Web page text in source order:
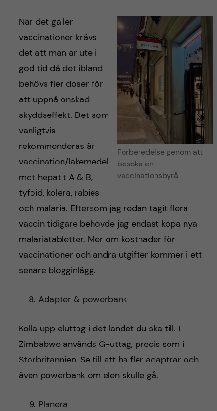
Förberedelse genom att
besöka en
vaccinationsbyrå
När det gäller
vaccinationer krävs
det att man är ute i
god tid då det ibland
behövs fler doser för
att uppnå önskad
skyddseffekt. Det som
vanligtvis
rekommenderas är
vaccination/läkemedel
mot hepatit A & B,
tyfoid, kolera, rabies
och malaria. Eftersom jag redan tagit flera
vaccin tidigare behövde jag endast köpa nya
malariatabletter. Mer om kostnader för
vaccinationer och andra utgifter kommer i ett
senare blogginlägg.
Adapter & powerbank
Kolla upp eluttag i det landet du ska till. I
Zimbabwe används G-uttag, precis som i
Storbritannien. Se till att ha fler adaptrar och
även powerbank om elen skulle gå.
Planera